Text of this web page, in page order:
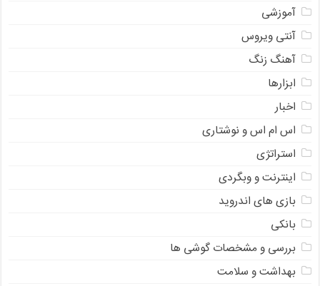
آموزشی
آنتی ویروس
آهنگ زنگ
ابزارها
اخبار
اس ام اس و نوشتاری
استراتژی
اینترنت و وبگردی
بازی های اندروید
بانکی
بررسی و مشخصات گوشی ها
بهداشت و سلامت